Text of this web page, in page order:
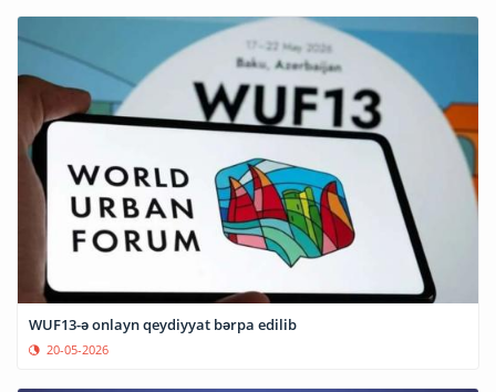
WUF13-ə onlayn qeydiyyat bərpa edilib
20-05-2026